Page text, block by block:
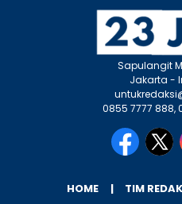
Sapulangit
Jakarta -
0855 7777 888,
HOME TIM